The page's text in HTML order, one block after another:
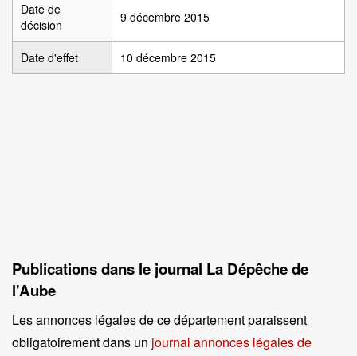
Date de
décision
9 décembre 2015
Date d'effet 10 décembre 2015
Publications dans le journal La Dépêche de
l'Aube
Les annonces légales de ce département paraissent
obligatoirement dans un journal annonces légales de